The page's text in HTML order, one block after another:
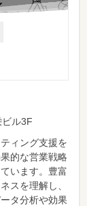
ル3F
ィング支援を
的な営業戦略
います。豊富
スを理解し、
タ分析や効果